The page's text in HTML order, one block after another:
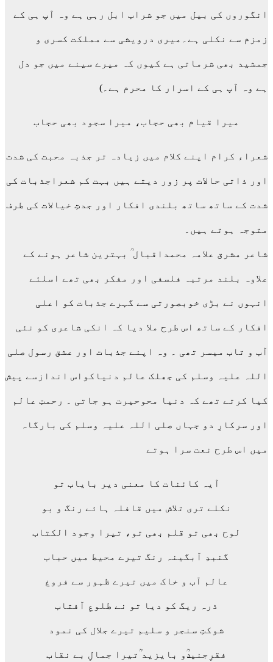
انگوروں کی بیل میں جو شراب ابل رہی ہے وہ آپ ہی کے
زمزم سے نکلی ہے۔میری درویشی سے مملکت کسری و
جمشید بھی شرماتی ہے کیوں کہ میرے سینے میں جو دل
ہے وہ آپ ہی کے اسرار کا محرم ہے۔)
میرا قیام بھی حجاب، میرا سجود بھی حجاب
شعراء کرام اپنے کلام میں زیادہ تر جذبہ محبت کی شدت
اور ذاتی حالات پر زور دیتے ہیں بہت کم شعراجذبات کی
شدت کے ساتھ ساتھ بلندی افکار اور جدتِ خیالات کی طرف
متوجہ ہوتے ہیں۔
شاعر مشرق علامہ محمداقبال ؒ بہترین شاعر ہونے کے
علاوہ بلند مرتبہ فلسفی اور مفکر بھی تھے اسلئے
انہوں نے بڑی خوبصورتی سے گہرے جذبات کو اعلی
افکار کے ساتھ اس طرح ملا دیا کہ انکی شاعری کو نئی
آب و تاب میسر تھی ۔ وہ اپنے جذبات اور عشق رسول صلی
اللہ علیہ وسلم کی جھلک عالم دنیاکواس اندازسے پیش
کیا کرتے تھے کہ دنیا محوحیرت ہو جاتی ۔ رحمتِ عالم
اور سرکارِ دو جہاں صلی اللہ علیہ وسلم کی بارگاہ
میں اس طرح نعت سرا ہوتے
آیہ کائنات کا معنی دیر بایاب تو
نکلے تری تلاش میں قافلہ ہائے رنگ و بو
لوح بھی تو قلم بھی تو، تیرا وجود الکتاب
گنبدِ آبگینہ رنگ تیرے محیط میں حباب
عالم آب و خاک میں تیرے ظہور سے فروغ
ذرہ ریگ کو دیا تو نے طلوعِ آفتاب
شوکتِ سنجر و سلیم تیرے جلال کی نمود
فقرِجنیدؒو بایزید ؒتیرا جمالِ بے نقاب